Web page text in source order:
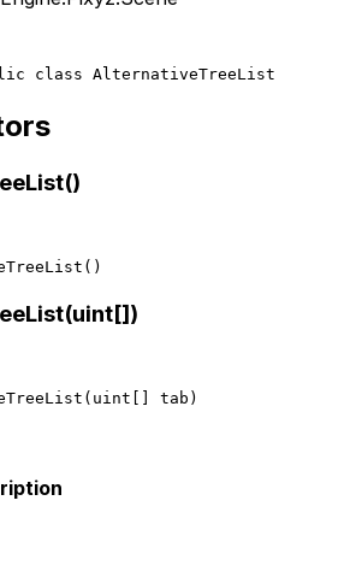
class AlternativeTreeList
tab)